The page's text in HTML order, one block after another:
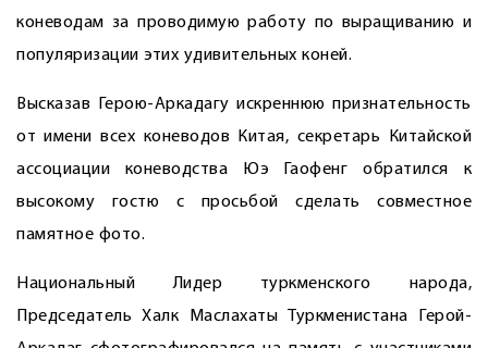
коневодам за проводимую работу по выращиванию и
популяризации этих удивительных коней.
Высказав Герою-Аркадагу искреннюю признательность
от имени всех коневодов Китая, секретарь Китайской
ассоциации коневодства Юэ Гаофенг обратился к
высокому гостю с просьбой сделать совместное
памятное фото.
Национальный Лидер туркменского народа,
Председатель Халк Маслахаты Туркменистана Герой-